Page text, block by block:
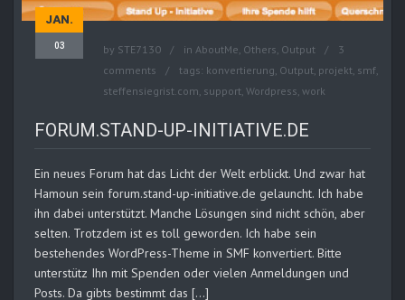
JAN.
03 by STE7130 in AboutMe, Others, Output
3
comments
tags: konvertierung, Output, projekt, smf,
steffensiegrist.com, support, Wordpress, work
FORUM.STAND-UP-INITIATIVE.DE
Ein neues Forum hat das Licht der Welt erblickt. Und zwar hat
Hamoun sein forum.stand-up-initiative.de gelauncht. Ich habe
ihn dabei unterstützt. Manche Lösungen sind nicht schön, aber
selten. Trotzdem ist es toll geworden. Ich habe sein
bestehendes WordPress-Theme in SMF konvertiert. Bitte
unterstütz Ihn mit Spenden oder vielen Anmeldungen und
Posts. Da gibts bestimmt das […]